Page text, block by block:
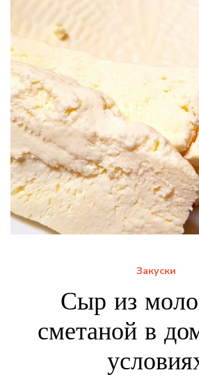
Закуски
Сыр из
сметаной в